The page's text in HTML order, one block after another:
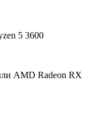
5 3600
AMD Radeon RX